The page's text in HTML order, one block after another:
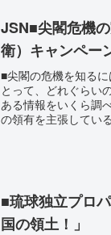
JSN■尖閣危機
衛）キャンペー
■尖閣の危機を知る
とって、どれぐらい
ある情報をいくら調
の領有を主張してい
■琉球独立プロ
国の領土！」